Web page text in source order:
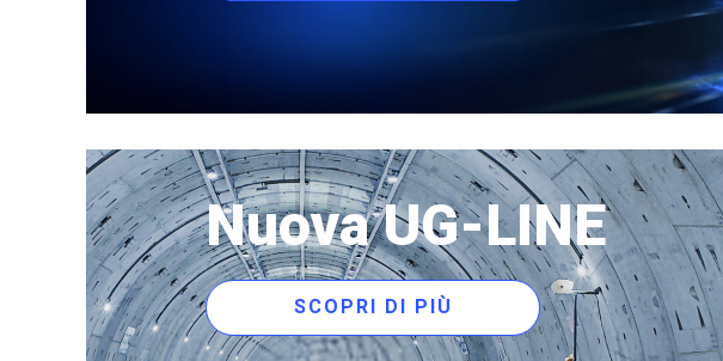
Nuova UG-LINE
SCOPRI DI PIÙ